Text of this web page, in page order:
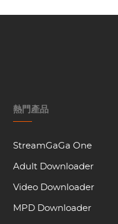
熱門產品
StreamGaGa One
Adult Downloader
Video Downloader
MPD Downloader